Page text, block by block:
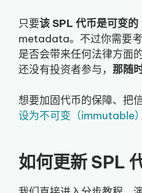
只要该 SPL 代币是可变的
metadata。不过你需要
是否会带来任何法律方面
还没有投资者参与， 那随
想要加固代币的保障、把
设为不可变（immutable）
如何更新 SPL